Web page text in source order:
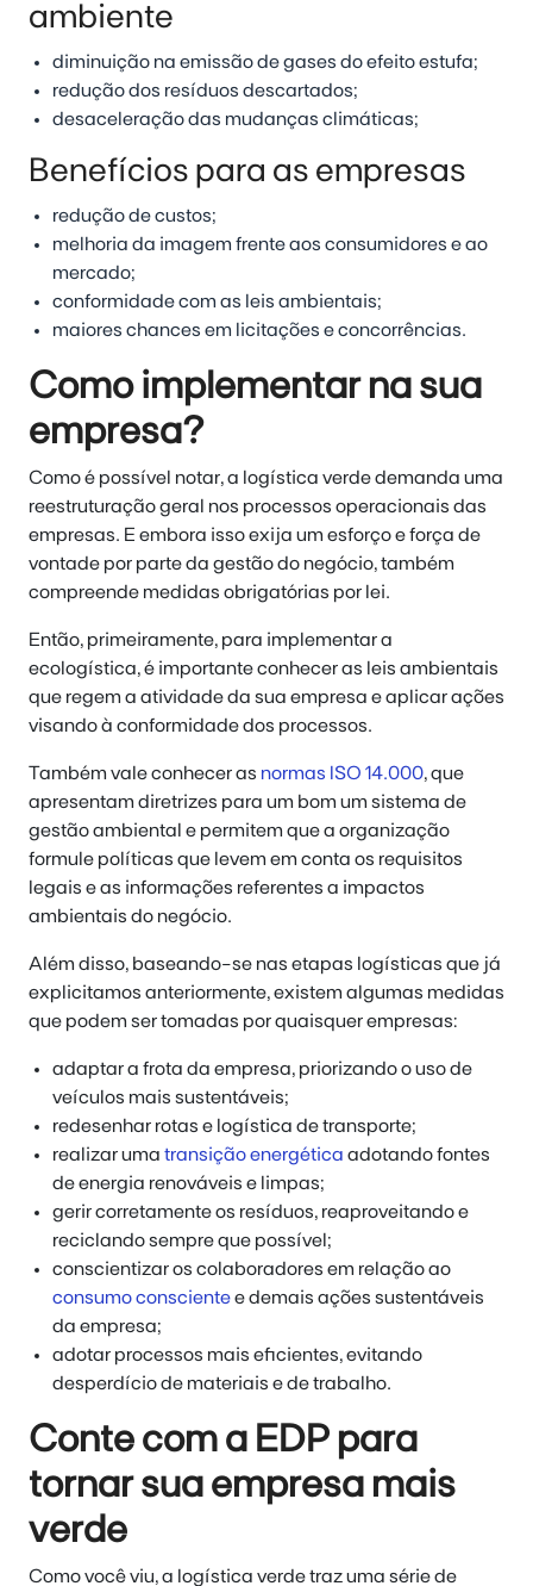
ambiente
diminuição na emissão de gases do efeito estufa;
redução dos resíduos descartados;
desaceleração das mudanças climáticas;
Benefícios para as empresas
redução de custos;
melhoria da imagem frente aos consumidores e ao
mercado;
conformidade com as leis ambientais;
maiores chances em licitações e concorrências.
Como implementar na sua
empresa?
Como é possível notar, a logística verde demanda uma
reestruturação geral nos processos operacionais das
empresas. E embora isso exija um esforço e força de
vontade por parte da gestão do negócio, também
compreende medidas obrigatórias por lei.
Então, primeiramente, para implementar a
ecologística, é importante conhecer as leis ambientais
que regem a atividade da sua empresa e aplicar ações
visando à conformidade dos processos.
Também vale conhecer as normas ISO 14.000, que
apresentam diretrizes para um bom um sistema de
gestão ambiental e permitem que a organização
formule políticas que levem em conta os requisitos
legais e as informações referentes a impactos
ambientais do negócio.
Além disso, baseando-se nas etapas logísticas que já
explicitamos anteriormente, existem algumas medidas
que podem ser tomadas por quaisquer empresas:
adaptar a frota da empresa, priorizando o uso de
veículos mais sustentáveis;
redesenhar rotas e logística de transporte;
realizar uma transição energética adotando fontes
de energia renováveis e limpas;
gerir corretamente os resíduos, reaproveitando e
reciclando sempre que possível;
conscientizar os colaboradores em relação ao
consumo conscientee demais ações sustentáveis
da empresa;
adotar processos mais eficientes, evitando
desperdício de materiais e de trabalho.
Conte com a EDP para
tornar sua empresa mais
verde
Como você viu, a logística verde traz uma série de